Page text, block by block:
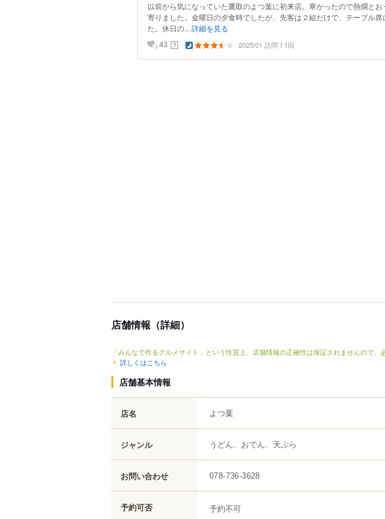
以前から気になっていた鷹取のよつ葉に初来店。寒かったので熱燗と
寄りました。金曜日の夕食時でしたが、先客は２組だけで、テーブル席
た。休日の... 詳細を見る
43 ？ 2025/01 訪問 1回
店舗情報（詳細）
「みんなで作るグルメサイト」という性質上、店舗情報の正確性は保証されませんので、
詳しくはこちら
店舗基本情報
店名 よつ葉
ジャンル うどん、おでん、天ぷら
お問い合わせ 078-736-3628
予約可否 予約不可